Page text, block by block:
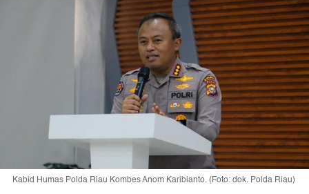
Kabid Humas Polda Riau Kombes Anom Karibianto. (Foto: dok. Polda Riau)